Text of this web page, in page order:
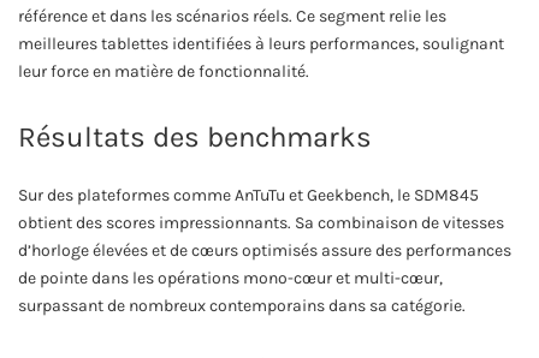
référence et dans les scénarios réels. Ce segment relie les
meilleures tablettes identifiées à leurs performances, soulignant
leur force en matière de fonctionnalité.
Résultats des benchmarks
Sur des plateformes comme AnTuTu et Geekbench, le SDM845
obtient des scores impressionnants. Sa combinaison de vitesses
d’horloge élevées et de cœurs optimisés assure des performances
de pointe dans les opérations mono-cœur et multi-cœur,
surpassant de nombreux contemporains dans sa catégorie.